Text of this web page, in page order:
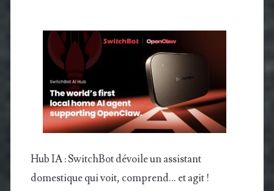
Hub IA : SwitchBot dévoile un assistant
domestique qui voit, comprend… et agit !